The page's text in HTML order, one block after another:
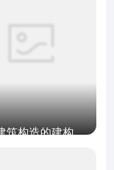
当代建筑构造的建构解析